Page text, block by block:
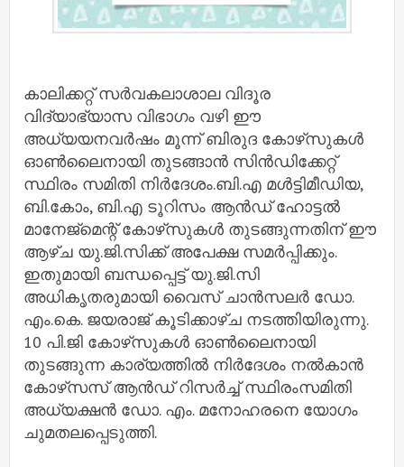
കാലിക്കറ്റ് സര്‍വകലാശാല വിദൂര
വിദ്യാഭ്യാസ വിഭാഗം വഴി ഈ
അധ്യയനവര്‍ഷം മൂന്ന് ബിരുദ കോഴ്‌സുകള്‍
ഓണ്‍ലൈനായി തുടങ്ങാന്‍ സിന്‍ഡിക്കേറ്റ്
സ്ഥിരം സമിതി നിര്‍ദേശം.ബി.എ മള്‍ട്ടിമീഡിയ,
ബി.കോം, ബി.എ ടൂറിസം ആന്‍ഡ് ഹോട്ടല്‍
മാനേജ്‌മെന്റ് കോഴ്‌സുകള്‍ തുടങ്ങുന്നതിന് ഈ
ആഴ്ച യു.ജി.സിക്ക് അപേക്ഷ സമര്‍പ്പിക്കും.
ഇതുമായി ബന്ധപ്പെട്ട് യു.ജി.സി
അധികൃതരുമായി വൈസ് ചാന്‍സലര്‍ ഡോ.
എം.കെ. ജയരാജ്‌ കൂടിക്കാഴ്ച നടത്തിയിരുന്നു.
10 പി.ജി കോഴ്‌സുകള്‍ ഓണ്‍ലൈനായി
തുടങ്ങുന്ന കാര്യത്തില്‍ നിര്‍ദേശം നല്‍കാന്‍
കോഴ്‌സസ് ആന്‍ഡ് റിസര്‍ച്ച്‌ സ്ഥിരംസമിതി
അധ്യക്ഷന്‍ ഡോ. എം. മനോഹരനെ യോഗം
ചുമതലപ്പെടുത്തി.